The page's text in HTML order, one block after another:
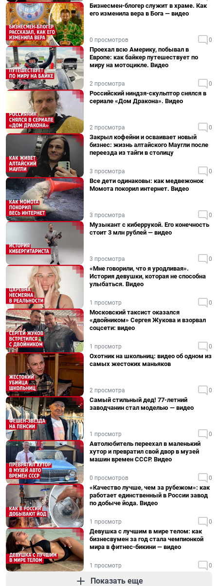
Бизнесмен-блогер служит в храме. Как
его изменила вера в Бога — видео
0 просмотров 0
Проехал всю Америку, побывал в
Европе: как байкер путешествует по
миру на мотоцикле. Видео
2 просмотра 0
Российский ниндзя-скульптор снялся в
сериале «Дом Дракона». Видео
2 просмотра 0
Закрыл кофейни и осваивает новый
бизнес: жизнь алтайского Маугли после
переезда из тайги в столицу
3 просмотра 0
Все дети одинаковы: как медвежонок
Момота покорил интернет. Видео
3 просмотра 0
Музыкант с киберрукой. Его конечность
стоит 3 млн рублей — видео
3 просмотра 0
«Мне говорили, что я уродливая».
История девушки, которая не способна
улыбаться. Видео
1 просмотр 0
Московский таксист оказался
«двойником» Сергея Жукова и взорвал
соцсети: видео
1 просмотр 0
Охотник на школьниц: видео об одном из
самых жестоких маньяков
2 просмотра 0
Самый стильный дед! 77-летний
заводчанин стал моделью — видео
1 просмотр 0
Автолюбитель переехал в маленький
хутор и превратил свой двор в музей
машин времен СССР. Видео
0 просмотров 0
«Качество лучше, чем за рубежом»: как
работает единственный в России завод
по добыче йода. Видео
1 просмотр 0
Девушка с лучшим в мире телом: как
бизнесвумен за год стала чемпионкой
мира в фитнес-бикини — видео
1 просмотр 0
Показать еще